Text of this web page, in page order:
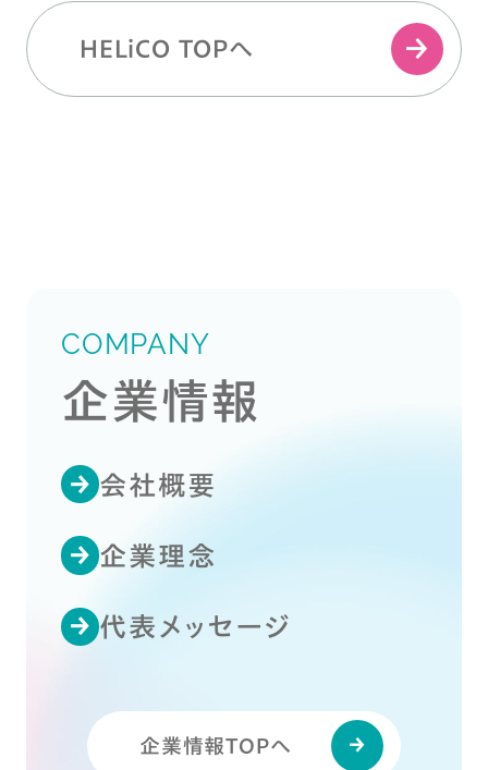
HELiCO TOPへ
COMPANY
企業情報
会社概要
企業理念
代表メッセージ
企業情報TOPへ